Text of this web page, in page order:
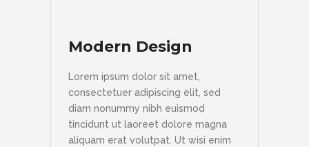
Modern Design
Lorem ipsum dolor sit amet,
consectetuer adipiscing elit, sed
diam nonummy nibh euismod
tincidunt ut laoreet dolore magna
aliquam erat volutpat. Ut wisi enim